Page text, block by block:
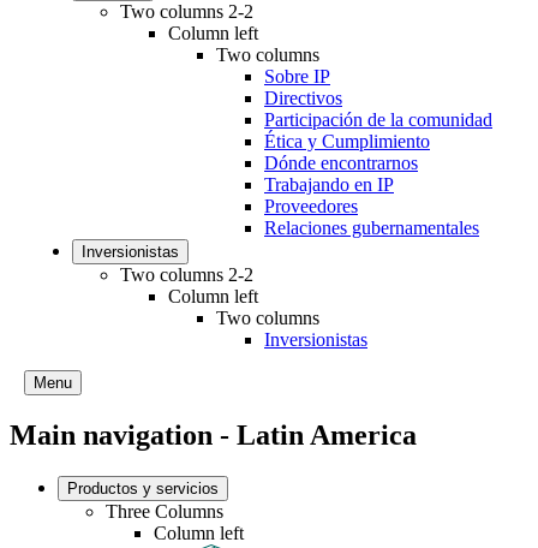
Two columns 2-2
Column left
Two columns
Sobre IP
Directivos
Participación de la comunidad
Ética y Cumplimiento
Dónde encontrarnos
Trabajando en IP
Proveedores
Relaciones gubernamentales
Inversionistas
Two columns 2-2
Column left
Two columns
Inversionistas
Menu
Main navigation - Latin America
Productos y servicios
Three Columns
Column left